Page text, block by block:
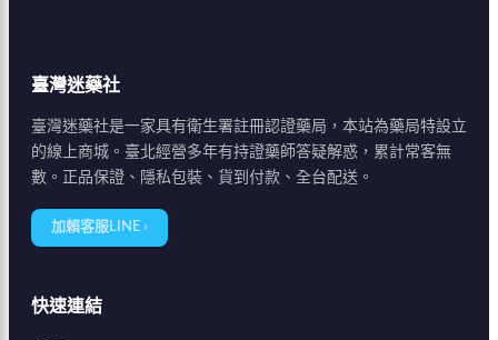
臺灣迷藥社
臺灣迷藥社是一家具有衛生署註冊認證藥局，本站為藥局特設立
的線上商城。臺北經營多年有持證藥師答疑解惑，累計常客無
數。正品保證、隱私包裝、貨到付款、全台配送。
加賴客服LINE ›
快速連結